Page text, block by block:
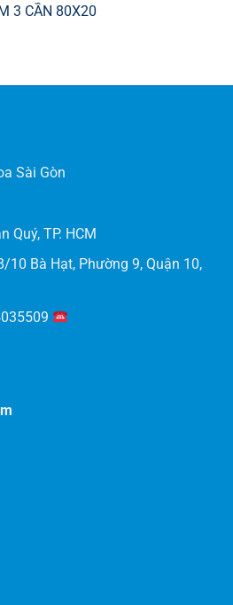
3 CẦN 80X20
Sài Gòn
Quý, TP. HCM
10 Bà Hạt, Phường 9, Quận 10,